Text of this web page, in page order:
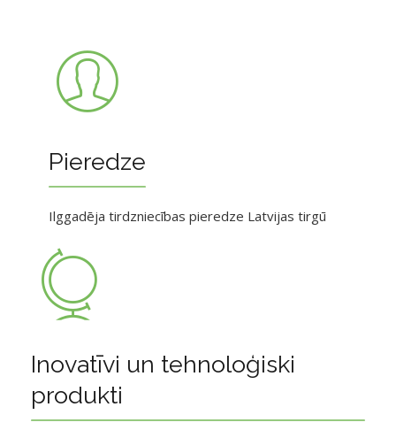
Pieredze
Ilggadēja tirdzniecības pieredze Latvijas tirgū
Inovatīvi un tehnoloģiski
produkti